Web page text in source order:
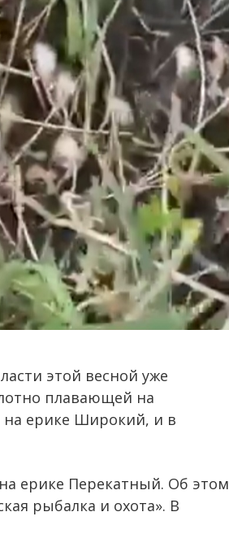
этой весной уже
плавающей на
ерике Широкий, и в
ерике Перекатный. Об этом
рыбалка и охота». В